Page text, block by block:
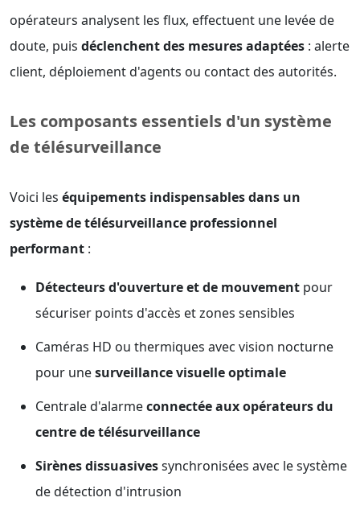
opérateurs analysent les flux, effectuent une levée de
doute, puis déclenchent des mesures adaptées : alerte
client, déploiement d'agents ou contact des autorités.
Les composants essentiels d'un système
de télésurveillance
Voici les équipements indispensables dans un
système de télésurveillance professionnel
performant :
Détecteurs d'ouverture et de mouvement pour
sécuriser points d'accès et zones sensibles
Caméras HD ou thermiques avec vision nocturne
pour unesurveillance visuelle optimale
Centrale d'alarmeconnectée aux opérateurs du
centre de télésurveillance
Sirènes dissuasivessynchronisées avec le système
de détection d'intrusion